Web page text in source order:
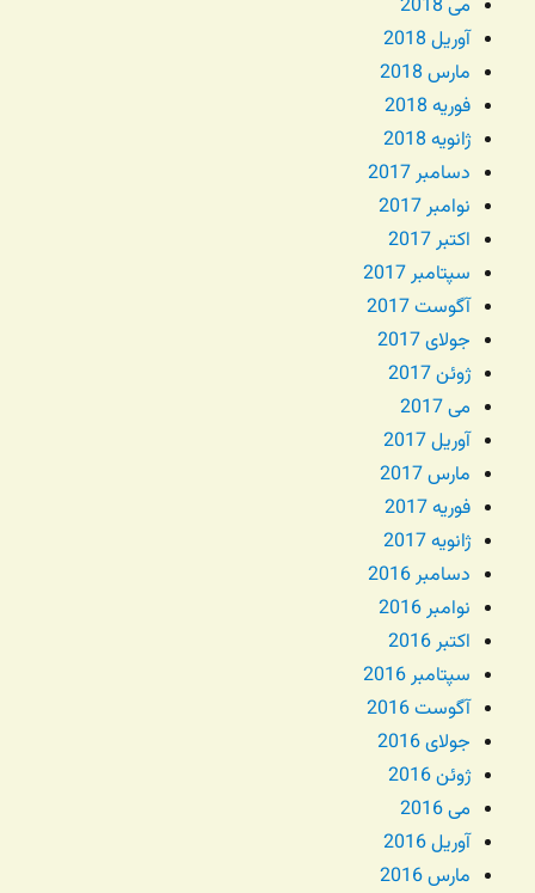
می 2018
آوریل 2018
مارس 2018
فوریه 2018
ژانویه 2018
دسامبر 2017
نوامبر 2017
اکتبر 2017
سپتامبر 2017
آگوست 2017
جولای 2017
ژوئن 2017
می 2017
آوریل 2017
مارس 2017
فوریه 2017
ژانویه 2017
دسامبر 2016
نوامبر 2016
اکتبر 2016
سپتامبر 2016
آگوست 2016
جولای 2016
ژوئن 2016
می 2016
آوریل 2016
مارس 2016